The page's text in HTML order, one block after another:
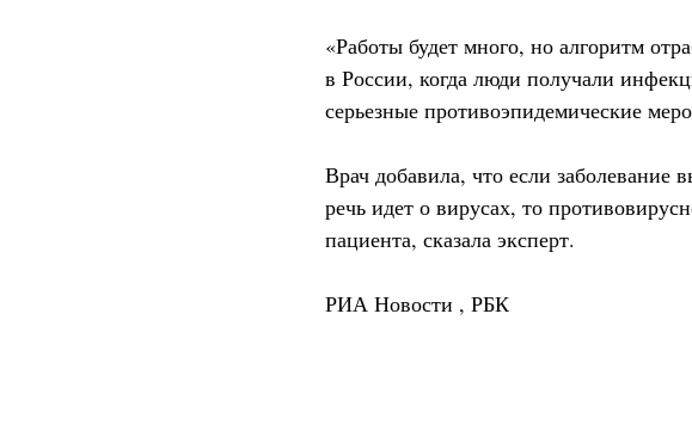
«Работы будет много, но алгоритм
в России, когда люди получали
серьезные противоэпидемические
Врач добавила, что если заболевание
речь идет о вирусах, то
пациента, сказала эксперт.
РИА Новости , РБК